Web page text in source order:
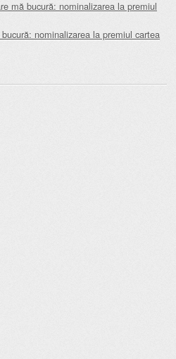
mă bucură: nominalizarea la premiul
nominalizarea la premiul cartea